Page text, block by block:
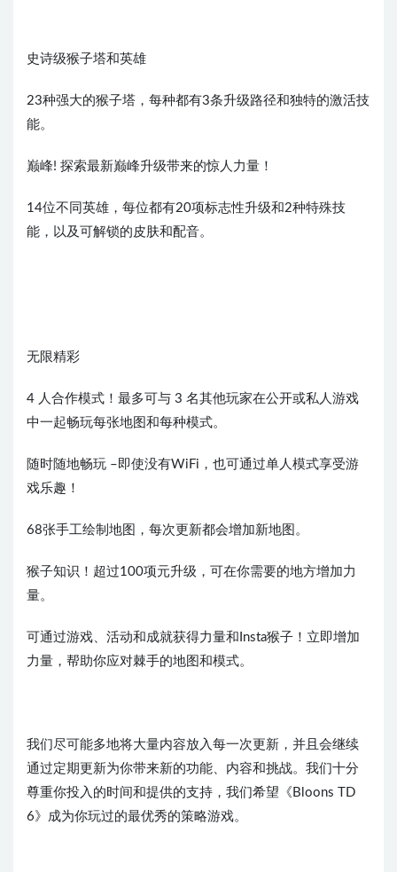
史诗级猴子塔和英雄
23种强大的猴子塔，每种都有3条升级路径和独特的激活技
能。
巅峰! 探索最新巅峰升级带来的惊人力量！
14位不同英雄，每位都有20项标志性升级和2种特殊技
能，以及可解锁的皮肤和配音。
无限精彩
4 人合作模式！最多可与 3 名其他玩家在公开或私人游戏
中一起畅玩每张地图和每种模式。
随时随地畅玩 –即使没有WiFi，也可通过单人模式享受游
戏乐趣！
68张手工绘制地图，每次更新都会增加新地图。
猴子知识！超过100项元升级，可在你需要的地方增加力
量。
可通过游戏、活动和成就获得力量和Insta猴子！立即增加
力量，帮助你应对棘手的地图和模式。
我们尽可能多地将大量内容放入每一次更新，并且会继续
通过定期更新为你带来新的功能、内容和挑战。我们十分
尊重你投入的时间和提供的支持，我们希望《Bloons TD
6》成为你玩过的最优秀的策略游戏。